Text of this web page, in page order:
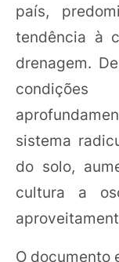
país,
tendência à
drenagem.
sistema
do solo,
cultura a
O documento